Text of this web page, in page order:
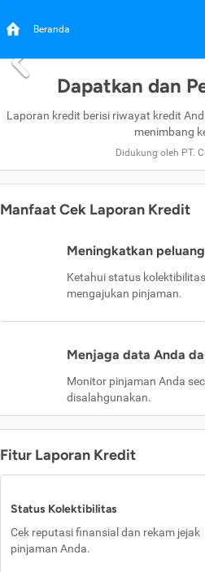
Beranda
Dapatkan dan
Laporan kredit berisi riwayat kredit
menimbang
Didukung oleh PT.
Manfaat Cek Laporan Kredit
Meningkatkan
Ketahui status
mengajukan pinjaman.
Menjaga data Anda
Monitor pinjaman Anda
disalahgunakan.
Fitur Laporan Kredit
Status Kolektibilitas
Cek reputasi finansial dan rekam jejak
pinjaman Anda.